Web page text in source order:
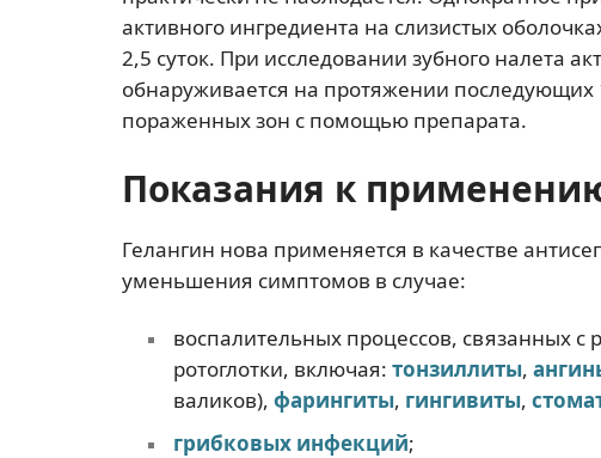
активного ингредиента на слизистых
2,5 суток. При исследовании зубного налета
обнаруживается на протяжении последующих
пораженных зон с помощью препарата.
Показания к
Гелангин нова применяется в качестве
уменьшения симптомов в случае:
воспалительных процессов, связанных
ротоглотки, включая: тонзиллиты,
валиков), фарингиты, гингивиты,
грибковых инфекций;